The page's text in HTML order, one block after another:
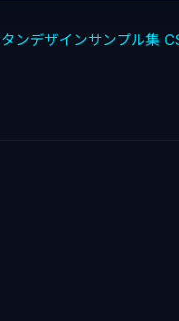
ンデザインサンプル集